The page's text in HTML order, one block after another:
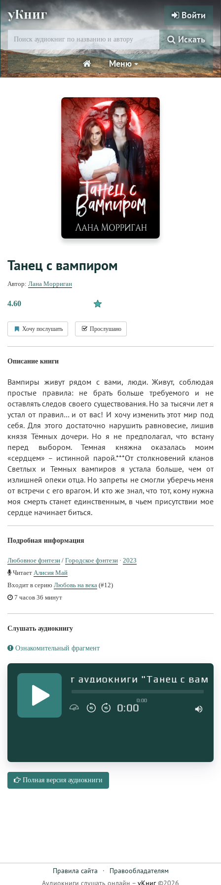
уКниг Войти
Искать
Меню
Танец с вампиром
Автор: Лана Морриган
4.60
Хочу послушать Прослушано
Описание книги
Вампиры живут рядом с вами, люди. Живут, соблюдая
простые правила: не брать больше требуемого и не
оставлять следов своего существования. Но за тысячи лет я
устал от правил… и от вас! И хочу изменить этот мир под
себя. Для этого достаточно нарушить равновесие, лишив
князя Тёмных дочери. Но я не предполагал, что встану
перед выбором. Темная княжна оказалась моим
«сердцем» – истинной парой.***От столкновений кланов
Светлых и Темных вампиров я устала больше, чем от
излишней опеки отца. Но запреты не смогли уберечь меня
от встречи с его врагом. И кто же знал, что тот, кому нужна
моя смерть станет единственным, в чьем присутствии мое
сердце начинает биться.
Подробная информация
Любовное фэнтези / Городское фэнтези · 2023
Читает Алисия Май
Входит в серию Любовь на века (#12)
7 часов 36 минут
Слушать аудиокнигу
Ознакомительный фрагмент
Фрагмент аудиокниги "Танец с
0:00
0:00
Полная версия аудиокниги
Правила сайта ·
Правообладателям
Аудиокниги слушать онлайн – уКниг©2026